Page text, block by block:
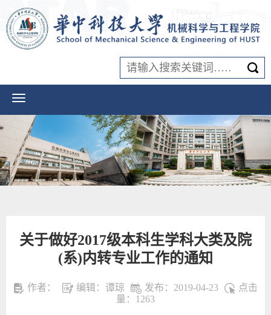
关于做好2017级本科生学科大类及院
(系)内转专业工作的通知
作者： 编辑：谭琼 发布：2019-04-23
点击
量：
1263